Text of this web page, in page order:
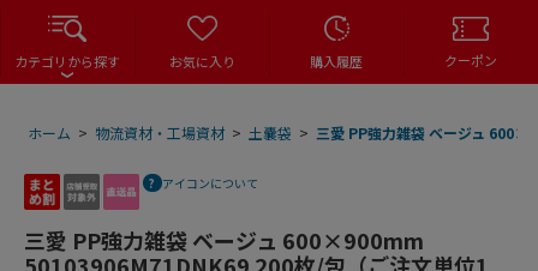
カテゴリから探す お気に入り 購入履歴 クーポン
ホーム > 物流資材・工場資材 > 土嚢袋 > 三愛 PP強力雑袋 ベージュ
アイコンについて
三愛 PP強力雑袋 ベージュ 600×900mm